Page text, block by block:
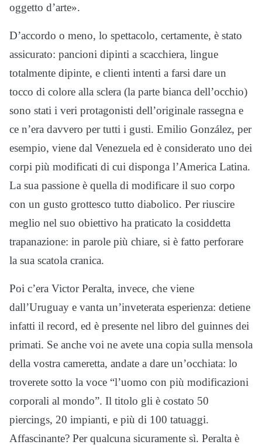
oggetto d’arte».
D’accordo o meno, lo spettacolo, certamente, è stato
assicurato: pancioni dipinti a scacchiera, lingue
totalmente dipinte, e clienti intenti a farsi dare un
tocco di colore alla sclera (la parte bianca dell’occhio)
sono stati i veri protagonisti dell’originale rassegna e
ce n’era davvero per tutti i gusti. Emilio González, per
esempio, viene dal Venezuela ed è considerato uno dei
corpi più modificati di cui disponga l’America Latina.
La sua passione è quella di modificare il suo corpo
con un gusto grottesco tutto diabolico. Per riuscire
meglio nel suo obiettivo ha praticato la cosiddetta
trapanazione: in parole più chiare, si è fatto perforare
la sua scatola cranica.
Poi c’era Victor Peralta, invece, che viene
dall’Uruguay e vanta un’inveterata esperienza: detiene
infatti il record, ed è presente nel libro del guinnes dei
primati. Se anche voi ne avete una copia sulla mensola
della vostra cameretta, andate a dare un’occhiata: lo
troverete sotto la voce “l’uomo con più modificazioni
corporali al mondo”. Il titolo gli è costato 50
piercings, 20 impianti, e più di 100 tatuaggi.
Affascinante? Per qualcuna sicuramente sì. Peralta è